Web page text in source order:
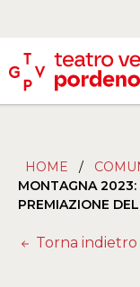
HOME /
MONTAGNA
PREMIAZIONE
Torna indietro